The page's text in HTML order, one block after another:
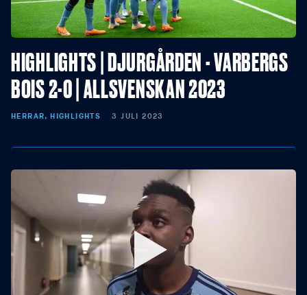
HIGHLIGHTS | DJURGÅRDEN - VARBERGS
BOIS 2-0 | ALLSVENSKAN 2023
HERRAR, HIGHLIGHTS 3 JULI 2023